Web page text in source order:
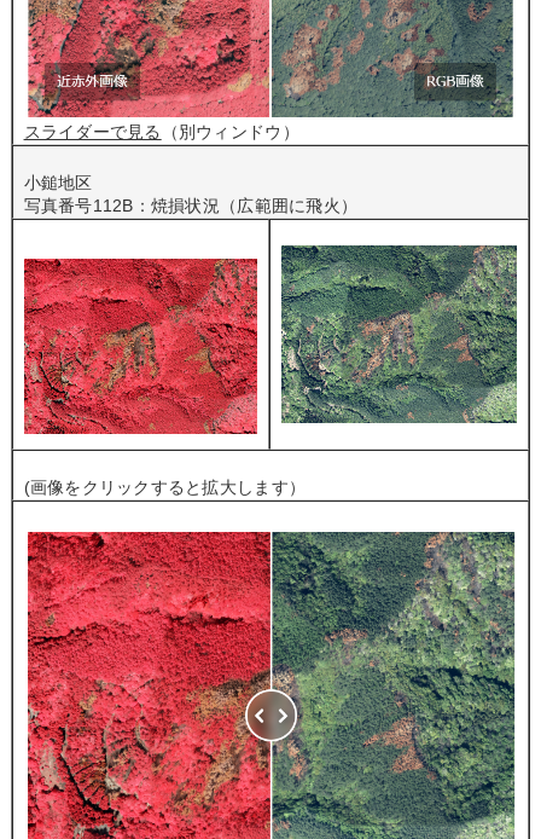
スライダーで見る （別ウィンドウ）
小鎚地区
写真番号112B：焼損状況（広範囲に飛火）
(画像をクリックすると拡大します）